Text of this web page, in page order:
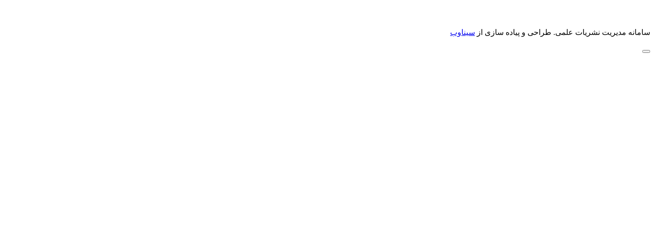
سامانه مدیریت نشریات علمی. طراحی و پیاده سازی از سیناوب